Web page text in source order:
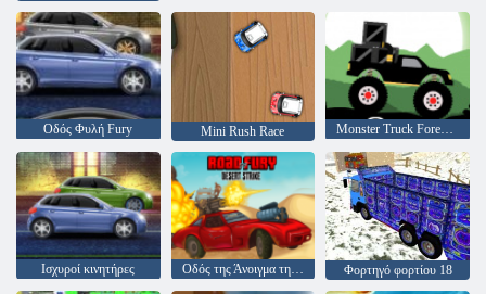
Οδός Φυλή Fury Mini Rush Race Monster Truck Forest-Παράδοση
Ισχυροί κινητήρες Οδός της Άνοιγμα της Φούρης Φορτηγό φορτίου 18